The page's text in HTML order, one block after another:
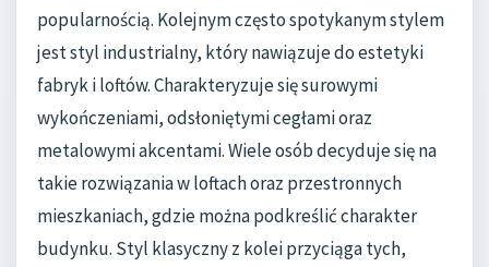
popularnością. Kolejnym często spotykanym stylem
jest styl industrialny, który nawiązuje do estetyki
fabryk i loftów. Charakteryzuje się surowymi
wykończeniami, odsłoniętymi cegłami oraz
metalowymi akcentami. Wiele osób decyduje się na
takie rozwiązania w loftach oraz przestronnych
mieszkaniach, gdzie można podkreślić charakter
budynku. Styl klasyczny z kolei przyciąga tych,